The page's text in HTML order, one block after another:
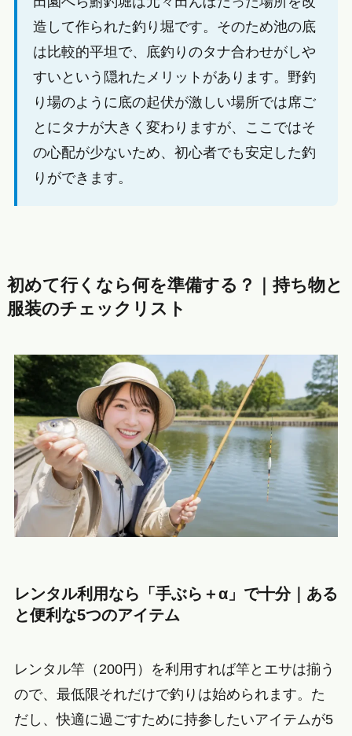
造して作られた釣り堀です。そのため池の底
は比較的平坦で、底釣りのタナ合わせがしや
すいという隠れたメリットがあります。野釣
り場のように底の起伏が激しい場所では席ご
とにタナが大きく変わりますが、ここではそ
の心配が少ないため、初心者でも安定した釣
りができます。
初めて行くなら何を準備する？｜持ち物と
服装のチェックリスト
レンタル利用なら「手ぶら＋α」で十分｜ある
と便利な5つのアイテム
レンタル竿（200円）を利用すれば竿とエサは揃う
ので、最低限それだけで釣りは始められます。た
だし、快適に過ごすために持参したいアイテムが5